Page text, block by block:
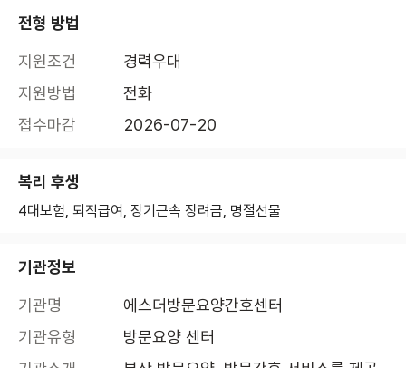
전형 방법
지원조건
경력우대
지원방법
전화
접수마감
2026-07-20
복리 후생
4대보험, 퇴직급여, 장기근속 장려금, 명절선물
기관정보
기관명
에스더방문요양간호센터
기관유형
방문요양 센터